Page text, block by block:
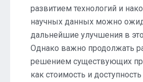
развитием технологий и
научных данных можно
дальнейшие улучшения в
Однако важно продолжать
решением существующих
как стоимость и доступность